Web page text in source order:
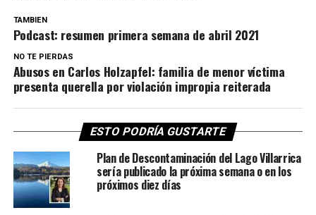
TAMBIEN
Podcast: resumen primera semana de abril 2021
NO TE PIERDAS
Abusos en Carlos Holzapfel: familia de menor víctima
presenta querella por violación impropia reiterada
ESTO PODRÍA GUSTARTE
Plan de Descontaminación del Lago Villarrica
sería publicado la próxima semana o en los
próximos diez días